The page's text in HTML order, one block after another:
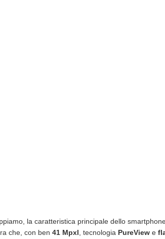
la caratteristica principale dello
che, con ben 41 Mpxl , tecnologia PureViewe